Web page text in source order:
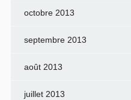
octobre 2013
septembre 2013
août 2013
juillet 2013